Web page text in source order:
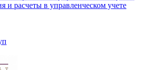
и расчеты в управленческом учете